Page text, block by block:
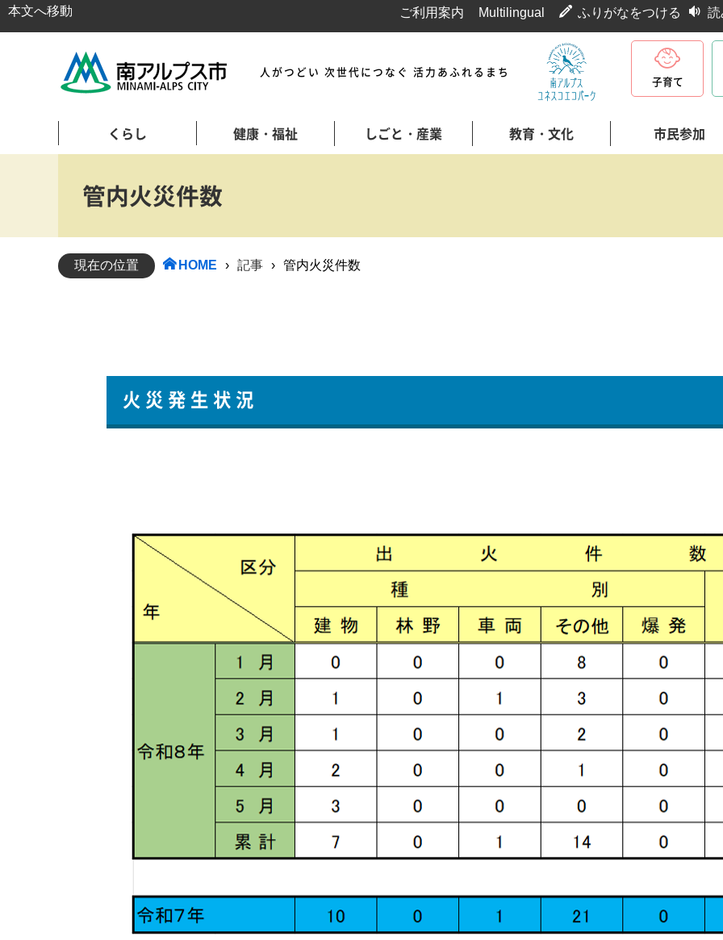
本文へ移動 ご利用案内 Multilingual ふりがなをつける 読
人がつどい 次世代につなぐ 活力あふれるまち
子育て
くらし 健康・福祉 しごと・産業 教育・文化 市民参加
管内火災件数
現在の位置 HOME › 記事 › 管内火災件数
火 災 発 生 状 況